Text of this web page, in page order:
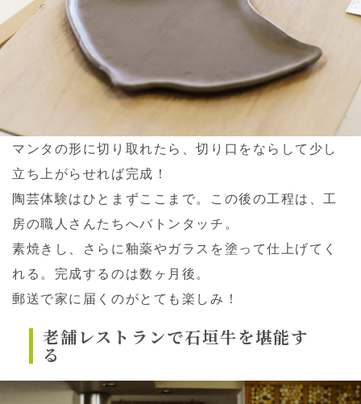
マンタの形に切り取れたら、切り口をならして少し
立ち上がらせれば完成！
陶芸体験はひとまずここまで。この後の工程は、工
房の職人さんたちへバトンタッチ。
素焼きし、さらに釉薬やガラスを塗って仕上げてく
れる。完成するのは数ヶ月後。
郵送で家に届くのがとても楽しみ！
老舗レストランで石垣牛を堪能す
る